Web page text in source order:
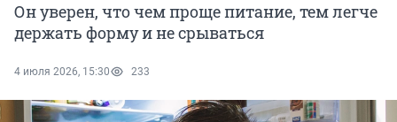
Он уверен, что чем проще питание, тем легче
держать форму и не срываться
4 июля 2026, 15:30 233